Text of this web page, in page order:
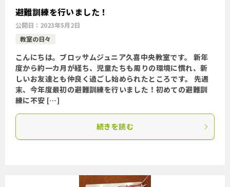
避難訓練を行いました！
公開日： 2023年5月2日
教室の日々
こんにちは。ブロッサムジュニア久喜中央教室です。 新年
度から約一カ月が経ち、児童たちも周りの環境に慣れ、新
しいお友達とも仲良く過ごし始められたところです。 先週
末、今年度最初の避難訓練を行いました！初めての避難訓
練に不安 […]
続きを読む